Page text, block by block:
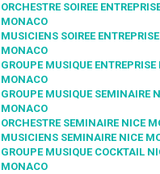
ORCHESTRE SOIREE
MONACO
MUSICIENS SOIREE
MONACO
GROUPE MUSIQUE ENTREPRISE
MONACO
GROUPE MUSIQUE SEMINAIRE
MONACO
ORCHESTRE SEMINAIRE NICE
MUSICIENS SEMINAIRE NICE
GROUPE MUSIQUE COCKTAIL
MONACO